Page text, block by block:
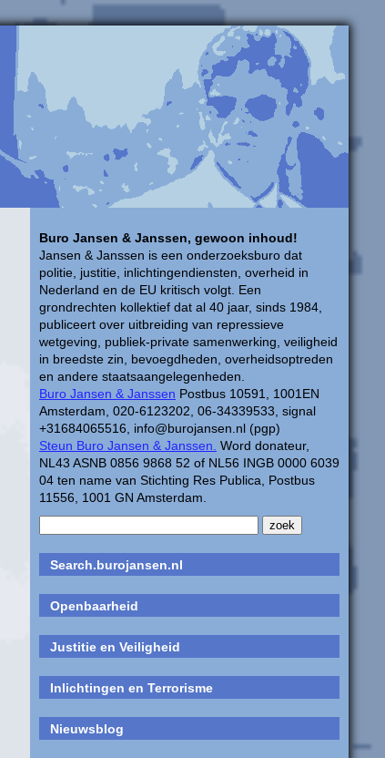
Buro Jansen & Janssen, gewoon inhoud!
Jansen & Janssen is een onderzoeksburo dat
politie, justitie, inlichtingendiensten, overheid in
Nederland en de EU kritisch volgt. Een
grondrechten kollektief dat al 40 jaar, sinds 1984,
publiceert over uitbreiding van repressieve
wetgeving, publiek-private samenwerking, veiligheid
in breedste zin, bevoegdheden, overheidsoptreden
en andere staatsaangelegenheden.
Buro Jansen & Janssen Postbus 10591, 1001EN
Amsterdam, 020-6123202, 06-34339533, signal
+31684065516, info@burojansen.nl (pgp)
Steun Buro Jansen & Janssen. Word donateur,
NL43 ASNB 0856 9868 52 of NL56 INGB 0000 6039
04 ten name van Stichting Res Publica, Postbus
11556, 1001 GN Amsterdam.
Search.burojansen.nl
Openbaarheid
Justitie en Veiligheid
Inlichtingen en Terrorisme
Nieuwsblog